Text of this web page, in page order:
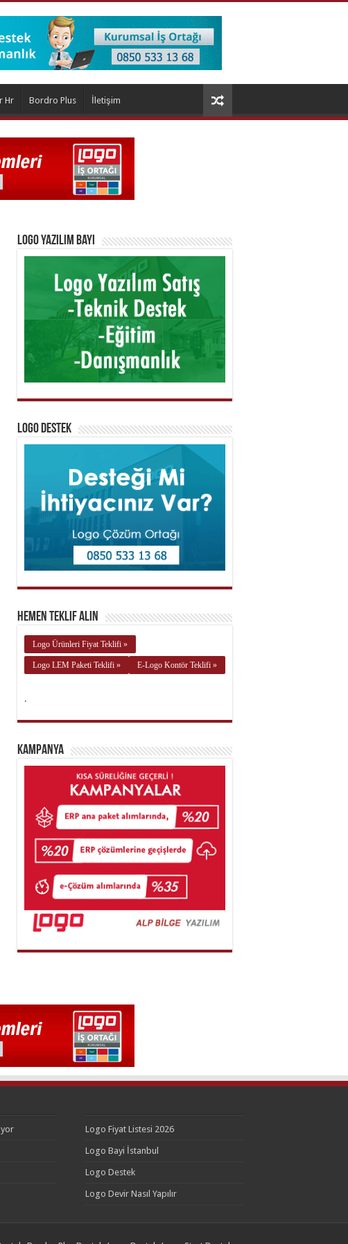
Hr Bordro Plus İletişim
Logo Yazılım Bayi
Logo Destek
Hemen Teklif Alın
Logo Ürünleri Fiyat Teklifi »
Logo LEM Paketi Teklifi » E-Logo Kontör Teklifi »
.
Kampanya
Logo Fiyat Listesi 2026
Logo Bayi İstanbul
Logo Destek
Logo Devir Nasıl Yapılır